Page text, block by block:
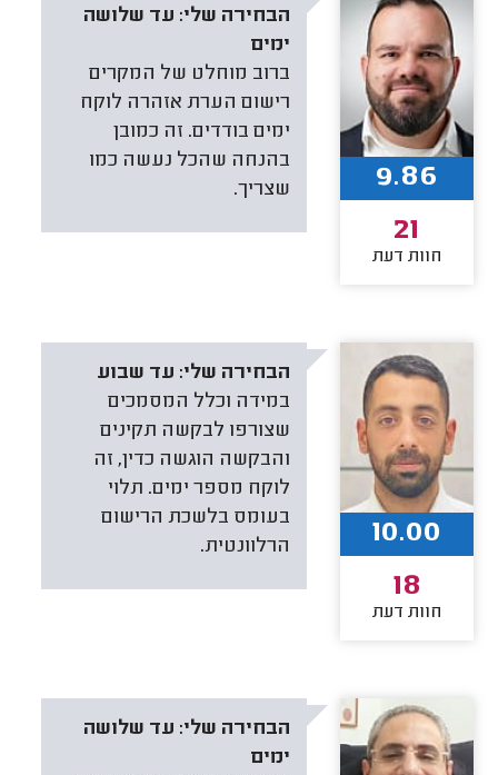
הבחירה שלי: עד שלושה
ימים
ברוב מוחלט של המקרים
רישום הערת אזהרה לוקח
ימים בודדים. זה כמובן
בהנחה שהכל נעשה כמו
שצריך.
9.86
21
חוות דעת
הבחירה שלי: עד שבוע
במידה וכלל המסמכים
שצורפו לבקשה תקינים
והבקשה הוגשה כדין, זה
לוקח מספר ימים. תלוי
בעומס בלשכת הרישום
הרלוונטית.
10.00
18
חוות דעת
הבחירה שלי: עד שלושה
ימים